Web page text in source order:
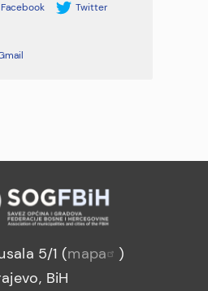
Facebook Twitter
5/1 (mapa
)
BiH